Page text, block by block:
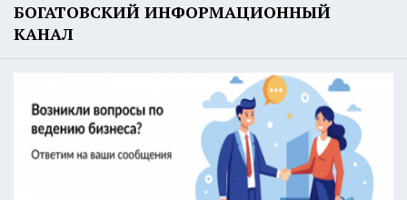
БОГАТОВСКИЙ ИНФОРМАЦИОННЫЙ
КАНАЛ